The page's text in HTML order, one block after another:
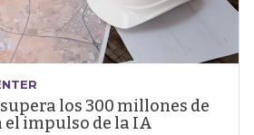
los 300 millones de
impulso de la IA